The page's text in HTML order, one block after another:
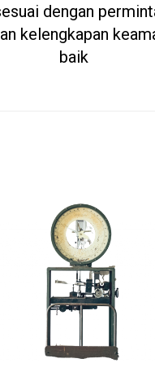
dengan
kelengkapan
baik